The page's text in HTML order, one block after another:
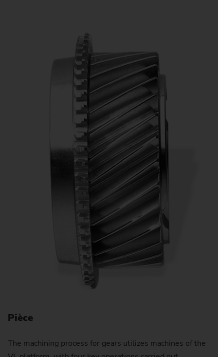
Pièce
The machining process for gears utilizes machines of the